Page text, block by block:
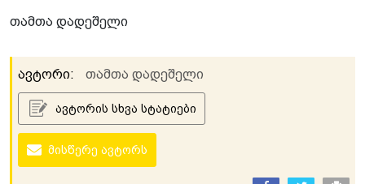
თამთა დადეშელი
ავტორი: თამთა დადეშელი
ავტორის სხვა სტატიები
მისწერე ავტორს